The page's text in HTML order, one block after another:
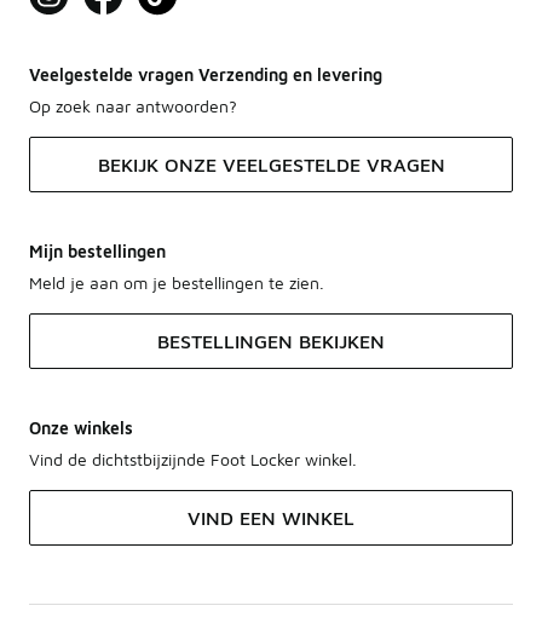
Veelgestelde vragen Verzending en levering
Op zoek naar antwoorden?
BEKIJK ONZE VEELGESTELDE VRAGEN
Mijn bestellingen
Meld je aan om je bestellingen te zien.
BESTELLINGEN BEKIJKEN
Onze winkels
Vind de dichtstbijzijnde Foot Locker winkel.
VIND EEN WINKEL